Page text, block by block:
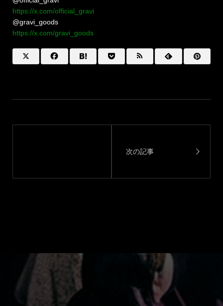
https://x.com/official_gravi
@gravi_goods
https://x.com/gravi_goods